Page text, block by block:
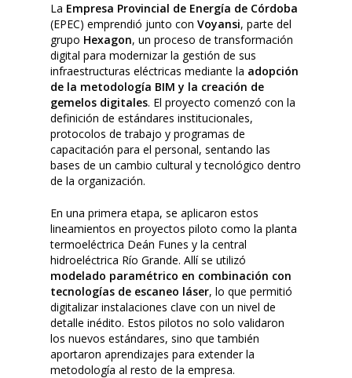
La Empresa Provincial de Energía de Córdoba
(EPEC) emprendió junto conVoyansi, parte del
grupo Hexagon, un proceso de transformación
digital para modernizar la gestión de sus
infraestructuras eléctricas mediante la adopción
de la metodología BIM y la creación de
gemelos digitales. El proyecto comenzó con la
definición de estándares institucionales,
protocolos de trabajo y programas de
capacitación para el personal, sentando las
bases de un cambio cultural y tecnológico dentro
de la organización.
En una primera etapa, se aplicaron estos
lineamientos en proyectos piloto como la planta
termoeléctrica Deán Funes y la central
hidroeléctrica Río Grande. Allí se utilizó
modelado paramétrico en combinación con
tecnologías de escaneo láser, lo que permitió
digitalizar instalaciones clave con un nivel de
detalle inédito. Estos pilotos no solo validaron
los nuevos estándares, sino que también
aportaron aprendizajes para extender la
metodología al resto de la empresa.